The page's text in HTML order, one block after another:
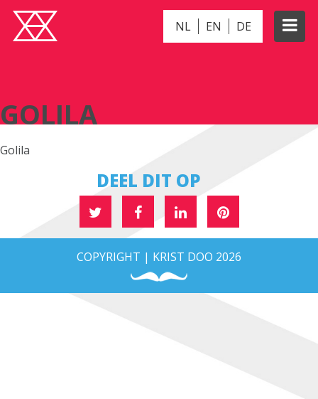
NL EN DE
GOLILA
Golila
DEEL DIT OP
COPYRIGHT | KRIST DOO 2026